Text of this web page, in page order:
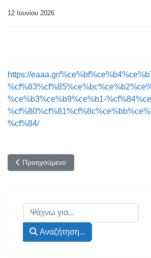
12 Ιουνίου 2026
https://eaaa.gr/
%ce%b3%ce%b9%ce%b1-
%cf%84/
Προηγούμενο άρθρο: 84 Χρόνια από το
Προηγούμενο
Αναζήτηση...
Αναζήτηση...